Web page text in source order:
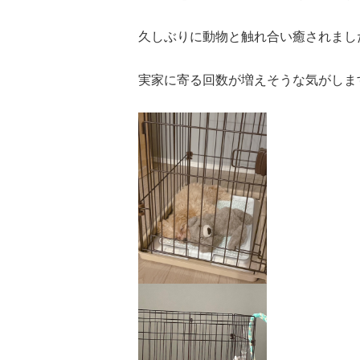
久しぶりに動物と触れ合い癒されまし
実家に寄る回数が増えそうな気がしま